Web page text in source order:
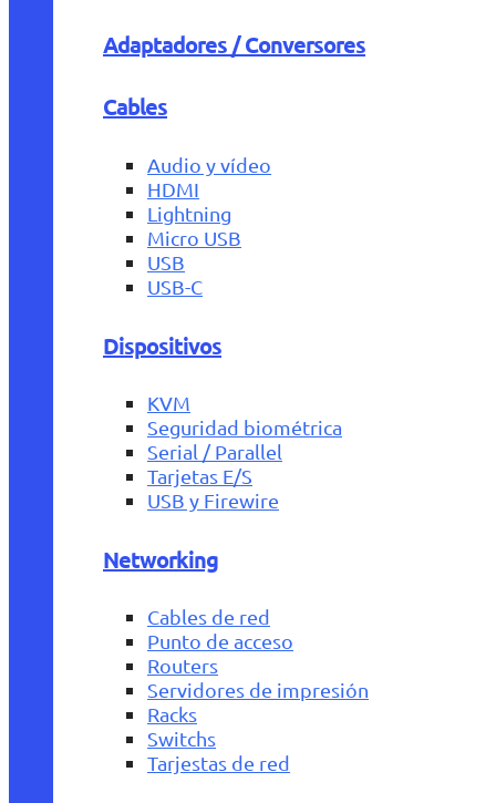
Adaptadores / Conversores
Cables
Audio y vídeo
HDMI
Lightning
Micro USB
USB
USB-C
Dispositivos
KVM
Seguridad biométrica
Serial / Parallel
Tarjetas E/S
USB y Firewire
Networking
Cables de red
Punto de acceso
Routers
Servidores de impresión
Racks
Switchs
Tarjestas de red